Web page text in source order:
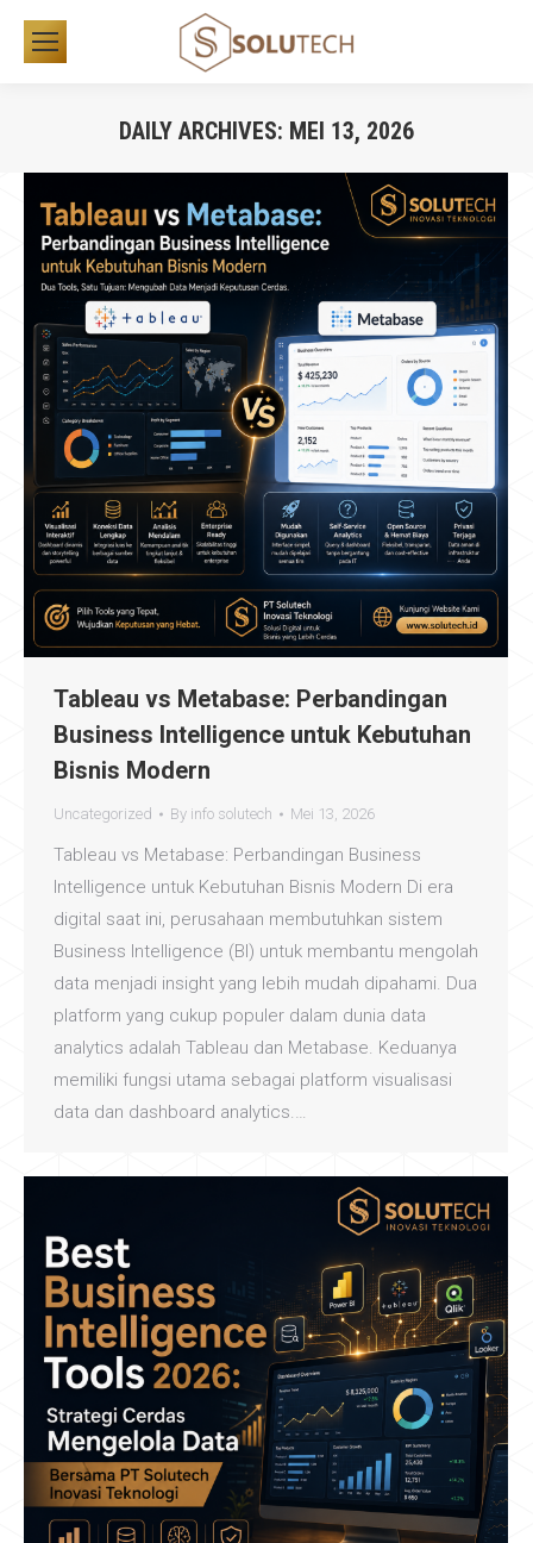
DAILY ARCHIVES: MEI 13, 2026
Tableau vs Metabase: Perbandingan
Business Intelligence untuk Kebutuhan
Bisnis Modern
Uncategorized By info solutech Mei 13, 2026
Tableau vs Metabase: Perbandingan Business
Intelligence untuk Kebutuhan Bisnis Modern Di era
digital saat ini, perusahaan membutuhkan sistem
Business Intelligence (BI) untuk membantu mengolah
data menjadi insight yang lebih mudah dipahami. Dua
platform yang cukup populer dalam dunia data
analytics adalah Tableau dan Metabase. Keduanya
memiliki fungsi utama sebagai platform visualisasi
data dan dashboard analytics.…